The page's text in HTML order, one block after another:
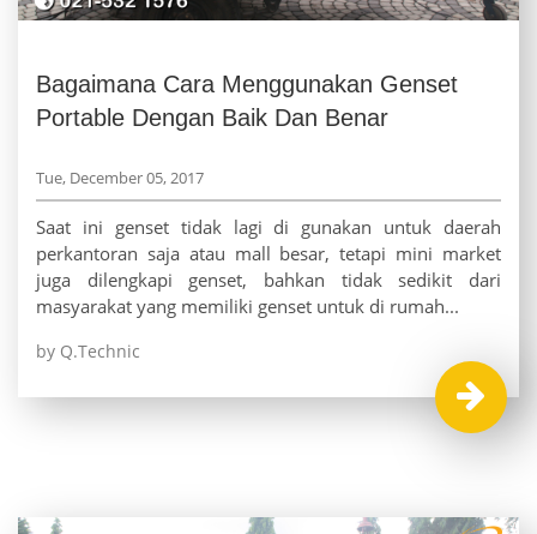
Bagaimana Cara Menggunakan Genset
Portable Dengan Baik Dan Benar
Tue, December 05, 2017
Saat ini genset tidak lagi di gunakan untuk daerah
perkantoran saja atau mall besar, tetapi mini market
juga dilengkapi genset, bahkan tidak sedikit dari
masyarakat yang memiliki genset untuk di rumah...
by Q.Technic